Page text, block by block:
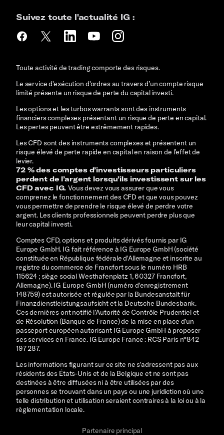
Suivez toute l'actualité IG :
Toute activité de trading comporte des risques.
Le service d'exécution d'ordres au travers d’un compte risque
limité présente un risque de perte du capital investi.
Les options et les turbos warrants sont des instruments
financiers complexes présentant un risque de perte en capital.
Les pertes peuvent être extrêmement rapides.
Les CFD sont des instruments complexes et présentent un
risque élevé de perte rapide en capital en raison de l’effet de
levier.
72 % des comptes d’investisseurs particuliers
perdent de l’argent lorsqu’ils investissent sur les
CFD avec IG.Vous devez vous assurer que vous
comprenez le fonctionnement des CFD et que vous pouvez
vous permettre de prendre le risque élevé de perdre votre
argent. Les clients professionnels peuvent perdre plus que
leur capital investi.
Comptes CFD, options et produits dérivés fournis par IG
Europe GmbH. IG fait référence à IG Europe GmbH (société
constituée en République fédérale d'Allemagne et inscrite au
registre du commerce de Francfort sous le numéro HRB
115624 ; siège social Westhafenplatz 1, 60327 Francfort,
Allemagne). IG Europe GmbH (numéro d'enregistrement
148759) est autorisée et régulée par la Bundesanstalt für
Finanzdienstleistungsaufsicht et la Deutsche Bundesbank.
Ces dernières ont notifié l’Autorité de Contrôle Prudentiel et
de Résolution (Banque de France) de la mise en place d’un
passeport européen autorisant IG Europe GmbH à proposer
ses services en France. IG Europe France : RCS Paris n°842
197 287.
Les informations figurant sur ce site ne s'adressent pas aux
résidents des États-Unis et de la Belgique et ne sont pas
destinées à être diffusées ni à être utilisées par des
personnes se trouvant dans un pays ou une juridiction où une
telle distribution et utilisation seraient contraires à la loi ou à la
règlementation locale.
Partenaire principal